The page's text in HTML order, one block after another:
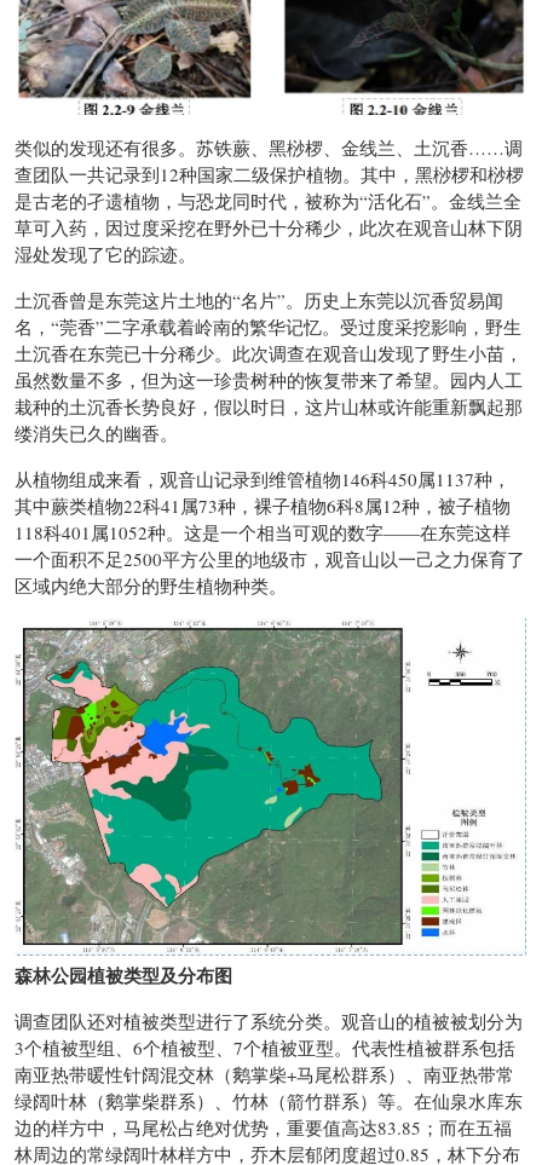
类似的发现还有很多。苏铁蕨、黑桫椤、金线兰、土沉香……调
查团队一共记录到12种国家二级保护植物。其中，黑桫椤和桫椤
是古老的孑遗植物，与恐龙同时代，被称为“活化石”。金线兰全
草可入药，因过度采挖在野外已十分稀少，此次在观音山林下阴
湿处发现了它的踪迹。
土沉香曾是东莞这片土地的“名片”。历史上东莞以沉香贸易闻
名，“莞香”二字承载着岭南的繁华记忆。受过度采挖影响，野生
土沉香在东莞已十分稀少。此次调查在观音山发现了野生小苗，
虽然数量不多，但为这一珍贵树种的恢复带来了希望。园内人工
栽种的土沉香长势良好，假以时日，这片山林或许能重新飘起那
缕消失已久的幽香。
从植物组成来看，观音山记录到维管植物146科450属1137种，
其中蕨类植物22科41属73种，裸子植物6科8属12种，被子植物
118科401属1052种。这是一个相当可观的数字——在东莞这样
一个面积不足2500平方公里的地级市，观音山以一己之力保育了
区域内绝大部分的野生植物种类。
森林公园植被类型及分布图
调查团队还对植被类型进行了系统分类。观音山的植被被划分为
3个植被型组、6个植被型、7个植被亚型。代表性植被群系包括
南亚热带暖性针阔混交林（鹅掌柴+马尾松群系）、南亚热带常
绿阔叶林（鹅掌柴群系）、竹林（箭竹群系）等。在仙泉水库东
边的样方中，马尾松占绝对优势，重要值高达83.85；而在五福
林周边的常绿阔叶林样方中，乔木层郁闭度超过0.85，林下分布